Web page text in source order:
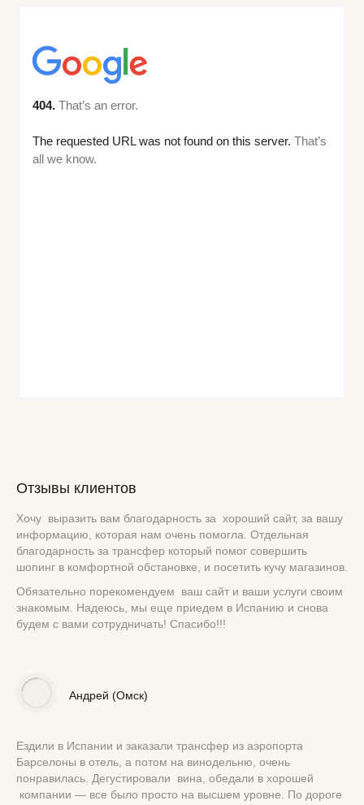
Отзывы клиентов
Хочу выразить вам благодарность за хороший сайт, за вашу
информацию, которая нам очень помогла. Отдельная
благодарность за трансфер который помог совершить
шопинг в комфортной обстановке, и посетить кучу магазинов.
Обязательно порекомендуем ваш сайт и ваши услуги своим
знакомым. Надеюсь, мы еще приедем в Испанию и снова
будем с вами сотрудничать! Спасибо!!!
Андрей (Омск)
Ездили в Испании и заказали трансфер из аэропорта
Барселоны в отель, а потом на винодельню, очень
понравилась. Дегустировали вина, обедали в хорошей
компании — все было просто на высшем уровне. По дороге